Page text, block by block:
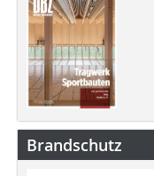
Brandschutz